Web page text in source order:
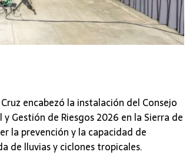
encabezó la instalación del Consejo
Gestión de Riesgos 2026 en la Sierra de
la prevención y la capacidad de
de lluvias y ciclones tropicales.